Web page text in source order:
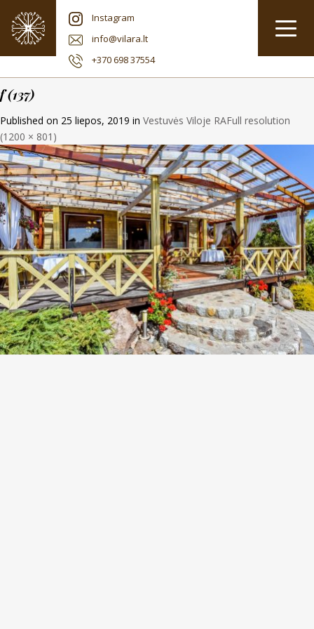
Instagram
info@vilara.lt
+370 698 37554
f (137)
Published on 25 liepos, 2019 in Vestuvės Viloje RAFull resolution
(1200 × 801)